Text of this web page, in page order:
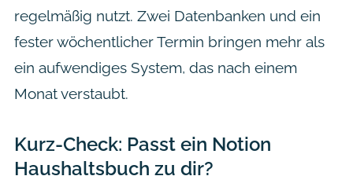
regelmäßig nutzt. Zwei Datenbanken und ein
fester wöchentlicher Termin bringen mehr als
ein aufwendiges System, das nach einem
Monat verstaubt.
Kurz-Check: Passt ein Notion
Haushaltsbuch zu dir?